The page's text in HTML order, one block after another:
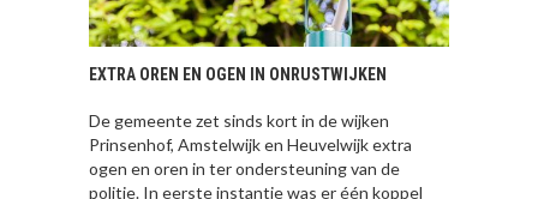
EXTRA OREN EN OGEN IN ONRUSTWIJKEN
De gemeente zet sinds kort in de wijken
Prinsenhof, Amstelwijk en Heuvelwijk extra
ogen en oren in ter ondersteuning van de
politie. In eerste instantie was er één koppel